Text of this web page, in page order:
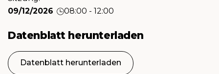
09/12/2026
08:00 - 12:00
Datenblatt herunterladen
Datenblatt herunterladen